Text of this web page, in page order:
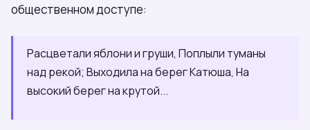
общественном доступе:
Расцветали яблони и груши, Поплыли туманы
над рекой; Выходила на берег Катюша, На
высокий берег на крутой...